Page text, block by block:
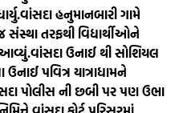
વાંસદા હનુમાનબારી ગામે
સંસ્થા તરફથી વિદ્યાર્થીઓને
આવ્યું.વાંસદા ઉનાઈ થી સોશિયલ
પવિત્ર યાત્રાધામને
પોલીસ ની છબી પર પણ ઉભા